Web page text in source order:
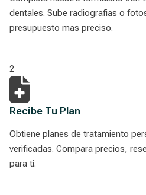
dentales. Sube radiografias o
presupuesto mas preciso.
2
Recibe Tu Plan
Obtiene planes de tratamiento
verificadas. Compara precios,
para ti.